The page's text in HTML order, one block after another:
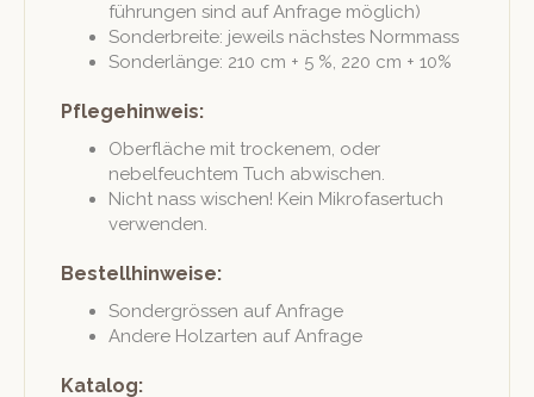
führun­gen sind auf Anfrage möglich)
Son­der­bre­ite: jew­eils näch­stes Normmass
Son­der­länge: 210 cm + 5 %, 220 cm + 10%
Pflegehinweis:
Ober­fläche mit trock­en­em, oder
nebelfeuchtem Tuch abwischen.
Nicht nass wis­chen! Kein Mikro­faser­tuch
verwenden.
Bestellhinweise:
Son­der­grössen auf Anfrage
Andere Holzarten auf Anfrage
Katalog: